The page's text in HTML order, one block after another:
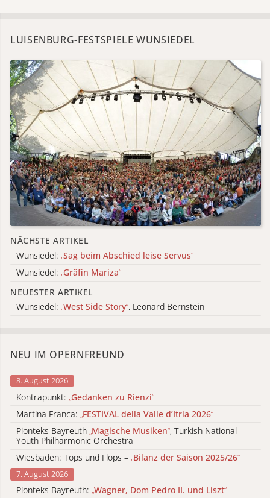
LUISENBURG-FESTSPIELE WUNSIEDEL
NÄCHSTE ARTIKEL
Wunsiedel: „Sag beim Abschied leise Servus“
Wunsiedel: „Gräfin Mariza“
NEUESTER ARTIKEL
Wunsiedel: „West Side Story“, Leonard Bernstein
NEU IM OPERNFREUND
8. August 2026
Kontrapunkt: „Gedanken zu Rienzi“
Martina Franca: „FESTIVAL della Valle d’Itria 2026“
Pionteks Bayreuth „Magische Musiken“, Turkish National
Youth Philharmonic Orchestra
Wiesbaden: Tops und Flops – „Bilanz der Saison 2025/26“
7. August 2026
Pionteks Bayreuth: „Wagner, Dom Pedro II. und Liszt“